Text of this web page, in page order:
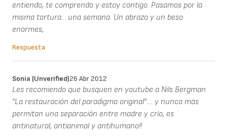
entiendo, te comprendo y estoy contigo. Pasamos por la
misma tortura... una semana. Un abrazo y un beso
enormes,
Respuesta
Sonia (unverified)26 Abr 2012
Les recomiendo que busquen en youtube a Nils Bergman
"La restauración del paradigma original".... y nunca más
permitan una separación entre madre y crío, es
antinatural, antianimal y antihumano!!